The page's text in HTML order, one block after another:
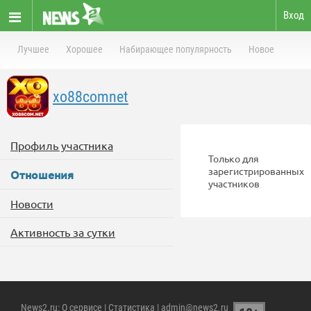
Вход
Лучшее Хорошее Набирающее популярность Новое
xo88comnet
Профиль участника
Отношения
Новости
Активность за сутки
Только для
зарегистрированных
участников
News2.ru: О сервисе | Статистика | admin@news2.ru